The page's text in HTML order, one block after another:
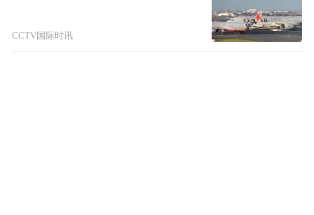
CCTV国际时讯